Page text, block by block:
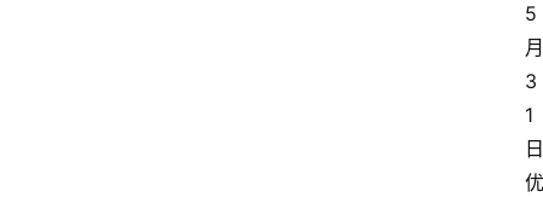
5
月
3
1
日
优